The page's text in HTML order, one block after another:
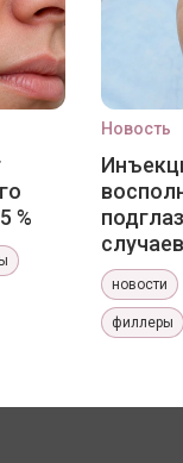
%
Новость
случаев
новости
филлеры